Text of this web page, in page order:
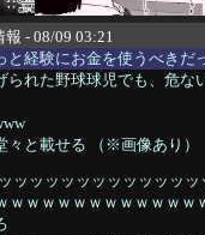
- 08/09 03:21
と経験にお金を使うべきだ
れた野球球児でも、危な
々と載せる （※画像あり）
ッッッッッッッッッッッッ
ｗｗｗｗｗｗｗｗｗｗｗｗ